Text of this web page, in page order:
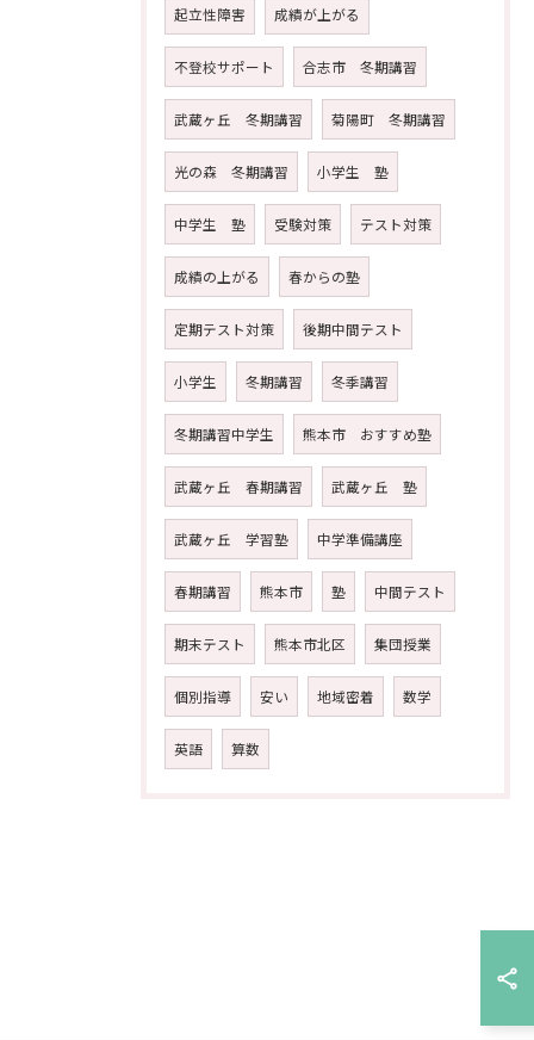
起立性障害 成績が上がる
不登校サポート 合志市 冬期講習
武蔵ヶ丘 冬期講習 菊陽町 冬期講習
光の森 冬期講習 小学生 塾
中学生 塾 受験対策 テスト対策
成績の上がる 春からの塾
定期テスト対策 後期中間テスト
小学生 冬期講習 冬季講習
冬期講習中学生 熊本市 おすすめ塾
武蔵ヶ丘 春期講習 武蔵ヶ丘 塾
武蔵ヶ丘 学習塾 中学準備講座
春期講習 熊本市 塾 中間テスト
期末テスト 熊本市北区 集団授業
個別指導 安い 地域密着 数学
英語 算数